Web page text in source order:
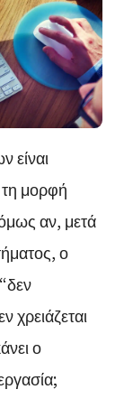
είναι
τη μορφή
αν, μετά
ο
χρειάζεται
ο